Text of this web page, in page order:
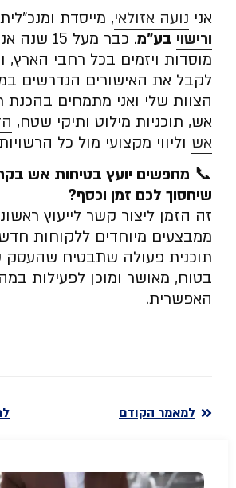
אני נועה אזולאי, מייסדת ומנכ”לית
ורישוי בע”מ
. כבר מעל
מוסדות ויזמים בכל רחבי הארץ,
לקבל את האישורים הנדרשים
הצוות שלי ואני מתמחים בהכנת
אש, תוכניות מילוט ותיקי שטח,
אש וליווי מקצועי מול כל
📞 מחפשים יועץ בטיחות אש
שיחסוך לכם זמן וכסף?
זה הזמן ליצור קשר לייעוץ
ממבצעים מיוחדים ללקוחות
תוכנית פעולה שתבטיח שהעסק
בטוח, מאושר ומוכן לפעילות
האפשרית.
למאמר הקודם